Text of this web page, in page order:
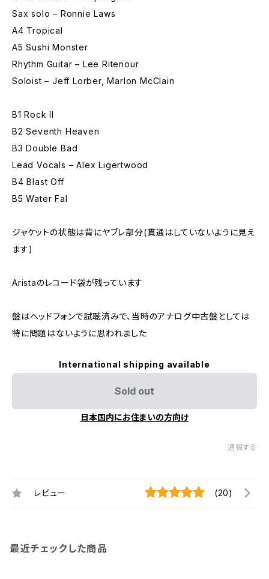
Sax solo – Ronnie Laws
A4 Tropical
A5 Sushi Monster
Rhythm Guitar – Lee Ritenour
Soloist – Jeff Lorber, Marlon McClain
B1 Rock II
B2 Seventh Heaven
B3 Double Bad
Lead Vocals – Alex Ligertwood
B4 Blast Off
B5 Water Fal
ジャケットの状態は背にヤブレ部分(貫通はしていないように見え
ます)
Aristaのレコード袋が残っています
盤はヘッドフォンで試聴済みで、当時のアナログ中古盤としては
特に問題はないように思われました
International shipping available
Sold out
日本国内にお住まいの方向け
通報する
レビュー (20)
最近チェックした商品